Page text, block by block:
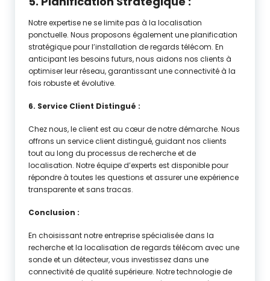
Notre expertise ne se limite pas à la localisation
ponctuelle. Nous proposons également une planification
stratégique pour l’installation de regards télécom. En
anticipant les besoins futurs, nous aidons nos clients à
optimiser leur réseau, garantissant une connectivité à la
fois robuste et évolutive.
6. Service Client Distingué :
Chez nous, le client est au cœur de notre démarche. Nous
offrons un service client distingué, guidant nos clients
tout au long du processus de recherche et de
localisation. Notre équipe d’experts est disponible pour
répondre à toutes les questions et assurer une expérience
transparente et sans tracas.
Conclusion :
En choisissant notre entreprise spécialisée dans la
recherche et la localisation de regards télécom avec une
sonde et un détecteur, vous investissez dans une
connectivité de qualité supérieure. Notre technologie de